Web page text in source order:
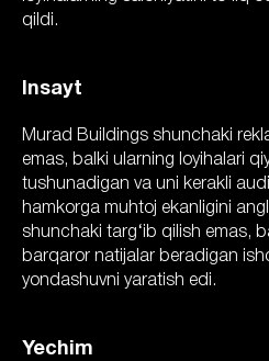
qildi.
Insayt
Murad Buildings shunchaki
emas, balki ularning loyihalari
tushunadigan va uni kerakli
hamkorga muhtoj ekanligini
shunchaki targ‘ib qilish emas,
barqaror natijalar beradigan
yondashuvni yaratish edi.
Yechim